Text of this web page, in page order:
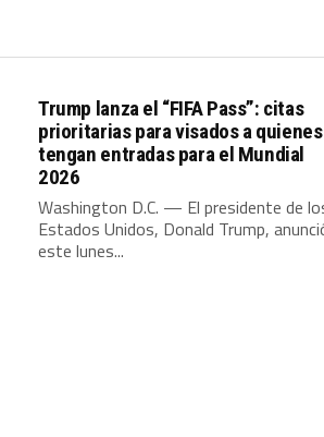
Trump lanza el “FIFA Pass”: citas
prioritarias para visados a quienes
tengan entradas para el Mundial
2026
Washington D.C. — El presidente de
Estados Unidos, Donald Trump,
este lunes...